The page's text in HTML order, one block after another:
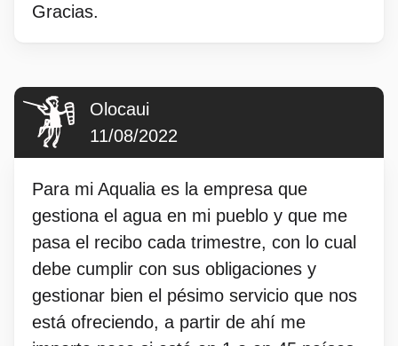
Gracias.
Olocaui
11/08/2022
Para mi Aqualia es la empresa que
gestiona el agua en mi pueblo y que me
pasa el recibo cada trimestre, con lo cual
debe cumplir con sus obligaciones y
gestionar bien el pésimo servicio que nos
está ofreciendo, a partir de ahí me